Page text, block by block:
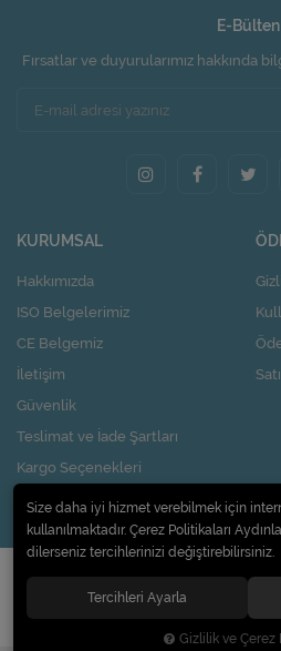
E-Bülten
Fırsatlar ve duyurularımız hakkında
KURUMSAL
Hakkımızda
ISO Belgelerimiz
CE Belgemiz
İletişim
Güvenlik
Teslimat ve İade Şartları
Kargo Seçenekleri
Nasıl Kupon Kazanırım?
© 2020Pi Design İç ve Dış Ticaret
Size daha iyi hizmet verebilmek için
kullanılmaktadır. Çerez Politikaları
dilerseniz tercihlerinizi değiştirebilirsiniz.
Tercihleri Ayarla
Gizlilik ve Çerez